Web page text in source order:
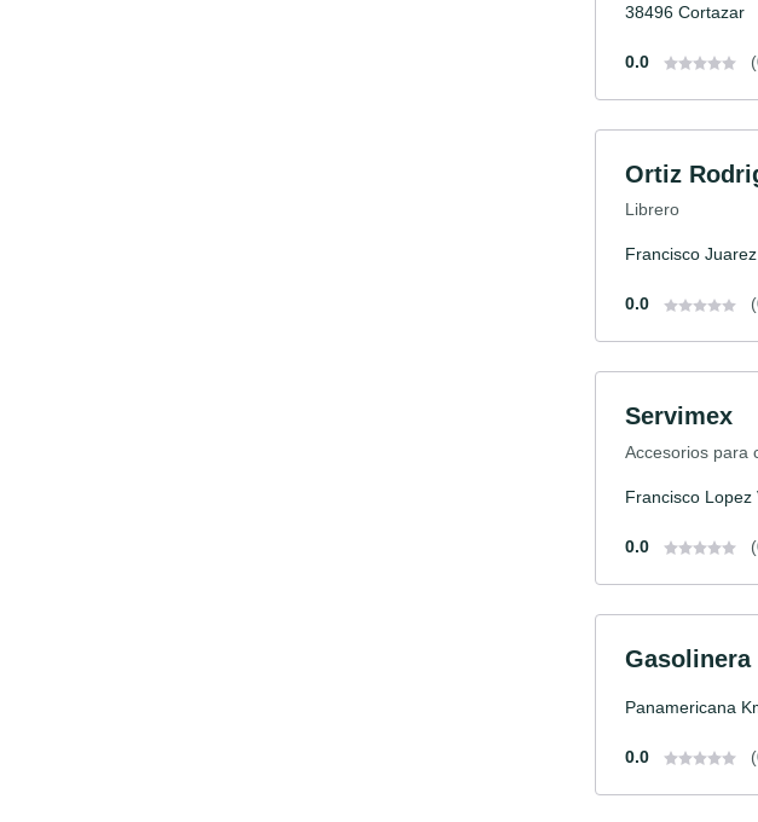
38496 Cortazar
0.0
Ortiz
Librero
Francisco
0.0
Servimex
Accesorios para
Francisco Lopez
0.0
Gasolinera
Panamericana
0.0